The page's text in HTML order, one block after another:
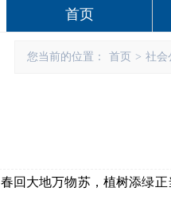
首页
您当前的位置： 首页 > 社会
春回大地万物苏，植树添绿